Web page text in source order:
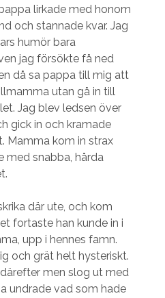
lirkade med honom
och stannade kvar. Jag
humör bara
jag försökte få ned
då sa pappa till mig att
utan gå in till
Jag blev ledsen över
gick in och kramade
Mamma kom in strax
med snabba, hårda
där ute, och kom
fortaste han kunde in i
upp i hennes famn.
och grät helt hysteriskt.
men slog ut med
undrade vad som hade